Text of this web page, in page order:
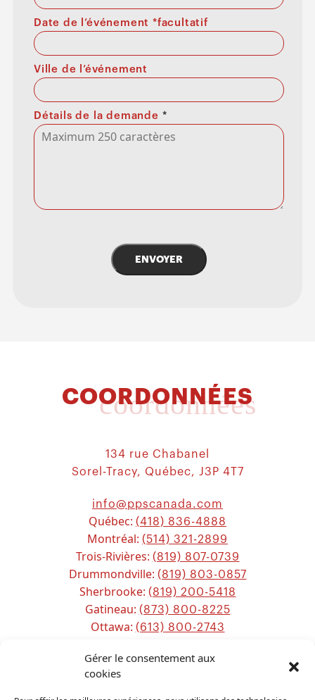
Gérer le consentement aux
cookies
Date de l’événement *facultatif
Ville de l’événement
Détails de la demande *
ENVOYER
COORDONNÉES
coordonnées
134 rue Chabanel
Sorel-Tracy, Québec, J3P 4T7
info@ppscanada.com
Québec: (418) 836-4888
Montréal: (514) 321-2899
Trois-Rivières: (819) 807-0739
Drummondville: (819) 803-0857
Sherbrooke: (819) 200-5418
Gatineau: (873) 800-8225
Ottawa: (613) 800-2743